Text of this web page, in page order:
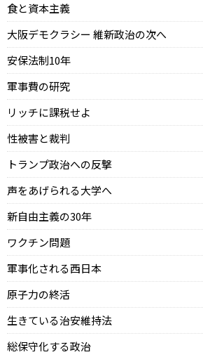
食と資本主義
大阪デモクラシー 維新政治の次へ
安保法制10年
軍事費の研究
リッチに課税せよ
性被害と裁判
トランプ政治への反撃
声をあげられる大学へ
新自由主義の30年
ワクチン問題
軍事化される西日本
原子力の終活
生きている治安維持法
総保守化する政治